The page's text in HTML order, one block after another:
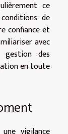
ce
de
confiance et
avec
gestion des
en toute